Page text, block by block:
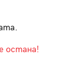
остана!